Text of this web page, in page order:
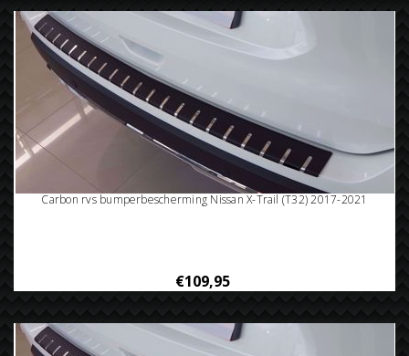
Carbon rvs bumperbescherming Nissan X-Trail (T32) 2017-2021
€109,95